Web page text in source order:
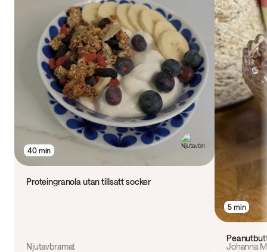
40 min
Proteingranola utan tillsatt socker
Njutavbramat
5 min
Johanna